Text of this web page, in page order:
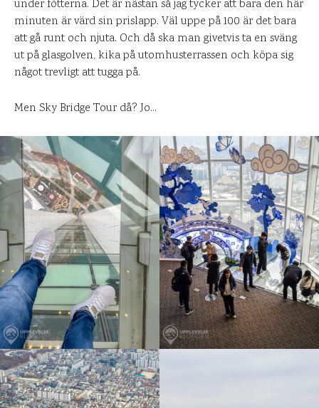
under fötterna. Det är nästan så jag tycker att bara den här
minuten är värd sin prislapp. Väl uppe på 100 är det bara
att gå runt och njuta. Och då ska man givetvis ta en sväng
ut på glasgolven, kika på utomhusterrassen och köpa sig
något trevligt att tugga på.
Men Sky Bridge Tour då? Jo…